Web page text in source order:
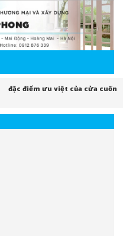
đặc điểm ưu việt của cửa cuốn